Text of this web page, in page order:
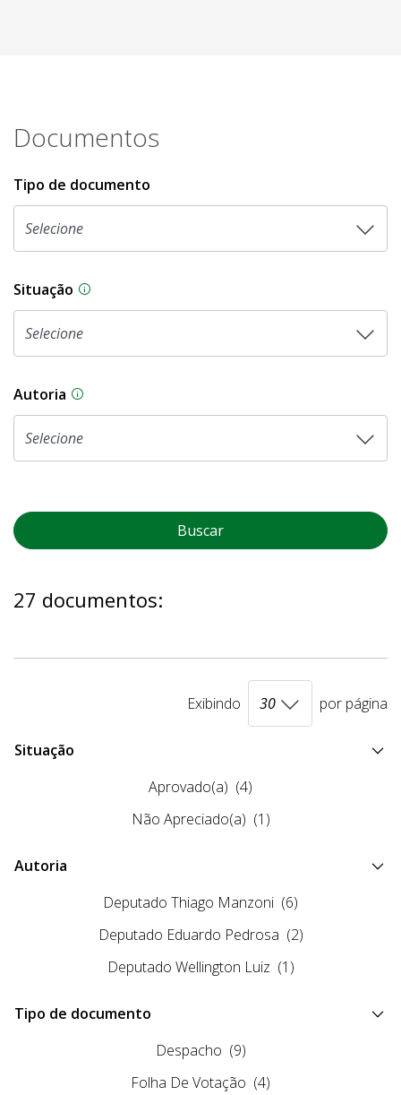
Documentos
Tipo de documento
Situação Na CLDF, as proposições legislativas
Autoria As proposições legislativas na CLDF podem
Buscar
27 documentos:
Exibindo por página
Situação
Aprovado(a) (4)
Não Apreciado(a) (1)
Autoria
Deputado Thiago Manzoni (6)
Deputado Eduardo Pedrosa (2)
Deputado Wellington Luiz (1)
Tipo de documento
Despacho (9)
Folha De Votação (4)